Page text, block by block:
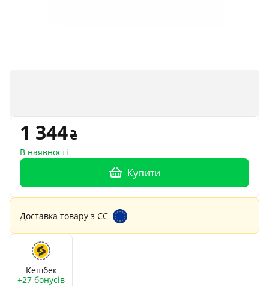
1 344
В наявності
Купити
Доставка товару з ЄС
Кешбек
+27 бонусів